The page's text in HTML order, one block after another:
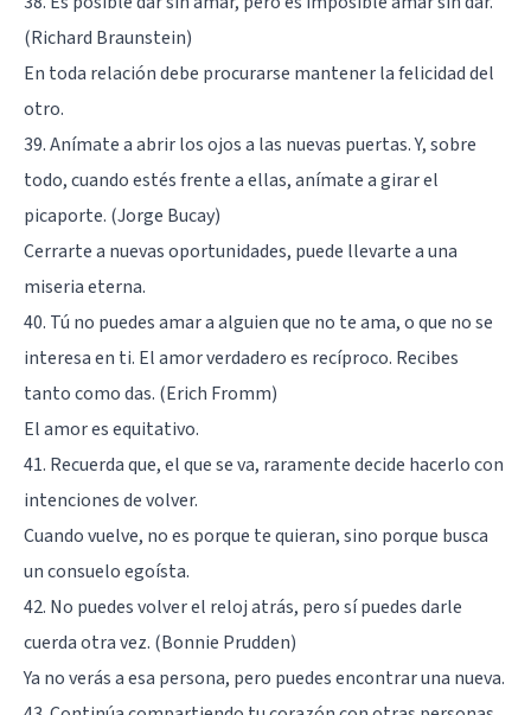
(Richard Braunstein)
En toda relación debe procurarse mantener la felicidad del
otro.
39. Anímate a abrir los ojos a las nuevas puertas. Y, sobre
todo, cuando estés frente a ellas, anímate a girar el
picaporte. (Jorge Bucay)
Cerrarte a nuevas oportunidades, puede llevarte a una
miseria eterna.
40. Tú no puedes amar a alguien que no te ama, o que no se
interesa en ti. El amor verdadero es recíproco. Recibes
tanto como das. (Erich Fromm)
El amor es equitativo.
41. Recuerda que, el que se va, raramente decide hacerlo con
intenciones de volver.
Cuando vuelve, no es porque te quieran, sino porque busca
un consuelo egoísta.
42. No puedes volver el reloj atrás, pero sí puedes darle
cuerda otra vez. (Bonnie Prudden)
Ya no verás a esa persona, pero puedes encontrar una nueva.